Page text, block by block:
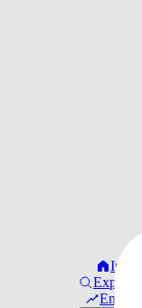
Início
Explorar
Em alta